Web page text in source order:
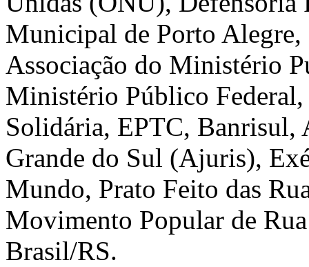
Municipal de Porto
Associação do Ministério
Ministério Público
Solidária, EPTC, Banrisul,
Grande do Sul (Ajuris),
Mundo, Prato Feito das
Movimento Popular de
Brasil/RS.